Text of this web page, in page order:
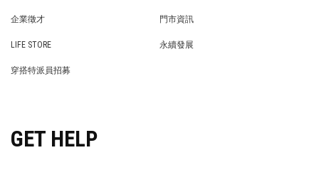
企業徵才
門市資訊
LIFE STORE
永續發展
穿搭特派員招募
GET HELP